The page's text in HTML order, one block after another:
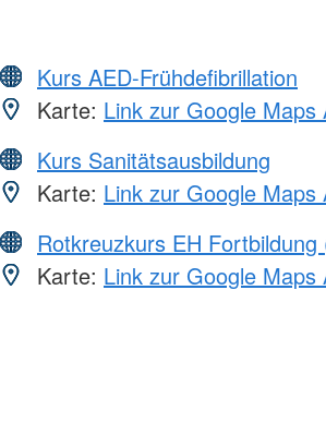
Kurs AED-Frühdefibrillation
Karte: Link zur Google Maps
Kurs Sanitätsausbildung
Karte: Link zur Google Maps
Rotkreuzkurs EH Fortbildung
Karte: Link zur Google Maps